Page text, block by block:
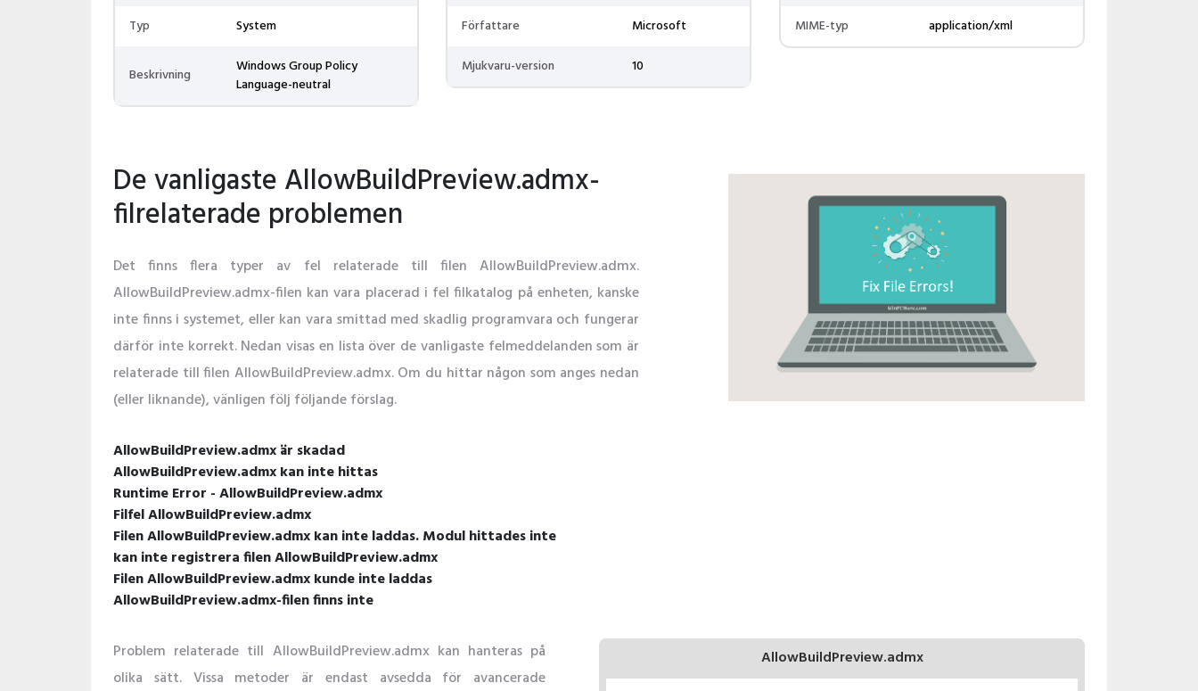
Typ
System
Beskrivning
Windows Group Policy
Language-neutral
Författare
Microsoft
Mjukvaru-version
10
MIME-typ
application/xml
De vanligaste AllowBuildPreview.admx-
filrelaterade problemen
Det finns flera typer av fel relaterade till filen AllowBuildPreview.admx.
AllowBuildPreview.admx-filen kan vara placerad i fel filkatalog på enheten, kanske
inte finns i systemet, eller kan vara smittad med skadlig programvara och fungerar
därför inte korrekt. Nedan visas en lista över de vanligaste felmeddelanden som är
relaterade till filen AllowBuildPreview.admx. Om du hittar någon som anges nedan
(eller liknande), vänligen följ följande förslag.
AllowBuildPreview.admx är skadad
AllowBuildPreview.admx kan inte hittas
Runtime Error - AllowBuildPreview.admx
Filfel AllowBuildPreview.admx
Filen AllowBuildPreview.admx kan inte laddas. Modul hittades inte
kan inte registrera filen AllowBuildPreview.admx
Filen AllowBuildPreview.admx kunde inte laddas
AllowBuildPreview.admx-filen finns inte
AllowBuildPreview.admx
Problem relaterade till AllowBuildPreview.admx kan hanteras på
olika sätt. Vissa metoder är endast avsedda för avancerade